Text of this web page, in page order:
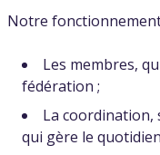
Notre fonctionnement
Les membres,
fédération ;
La coordination,
qui gère le quotidien